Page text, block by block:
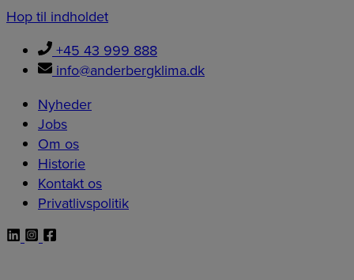
Hop til indholdet
+45 43 999 888
info@anderbergklima.dk
Nyheder
Jobs
Om os
Historie
Kontakt os
Privatlivspolitik